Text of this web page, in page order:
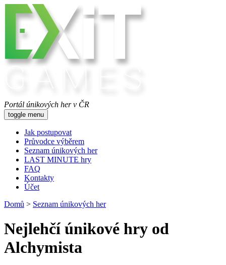
Portál únikových her v ČR
toggle menu
Jak postupovat
Průvodce výběrem
Seznam únikových her
LAST MINUTE hry
FAQ
Kontakty
Účet
Domů > Seznam únikových her
Nejlehčí únikové hry od
Alchymista